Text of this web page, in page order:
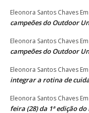
Eleonora Santos Chaves Em
campeões do Outdoor
Eleonora Santos Chaves Em
campeões do Outdoor
Eleonora Santos Chaves Em
integrar a rotina de
Eleonora Santos Chaves Em
feira (28) da 1ª edição